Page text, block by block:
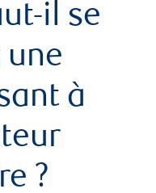
il se
à
?